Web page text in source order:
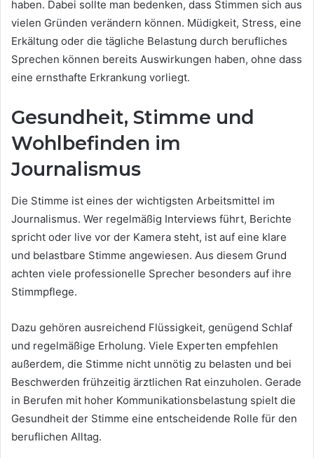
haben. Dabei sollte man bedenken, dass Stimmen sich aus
vielen Gründen verändern können. Müdigkeit, Stress, eine
Erkältung oder die tägliche Belastung durch berufliches
Sprechen können bereits Auswirkungen haben, ohne dass
eine ernsthafte Erkrankung vorliegt.
Gesundheit, Stimme und
Wohlbefinden im
Journalismus
Die Stimme ist eines der wichtigsten Arbeitsmittel im
Journalismus. Wer regelmäßig Interviews führt, Berichte
spricht oder live vor der Kamera steht, ist auf eine klare
und belastbare Stimme angewiesen. Aus diesem Grund
achten viele professionelle Sprecher besonders auf ihre
Stimmpflege.
Dazu gehören ausreichend Flüssigkeit, genügend Schlaf
und regelmäßige Erholung. Viele Experten empfehlen
außerdem, die Stimme nicht unnötig zu belasten und bei
Beschwerden frühzeitig ärztlichen Rat einzuholen. Gerade
in Berufen mit hoher Kommunikationsbelastung spielt die
Gesundheit der Stimme eine entscheidende Rolle für den
beruflichen Alltag.